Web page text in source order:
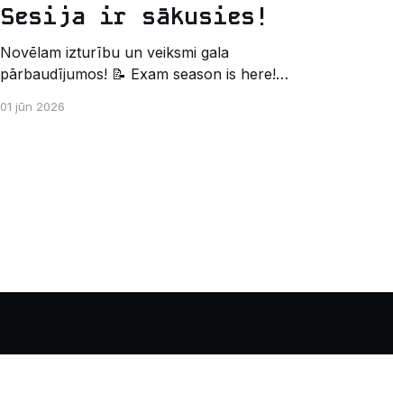
Sesija ir sākusies!
Novēlam izturību un veiksmi gala
pārbaudījumos! 📝 Exam season is here!
final exams! ✍️ – Datorikas studējošo
01 jūn 2026